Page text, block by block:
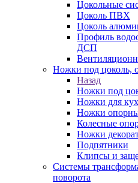
Цокольные
Цоколь ПВХ
Цоколь
Профиль
ДСП
Ножки под цоколь,
Назад
Ножки под
Ножки для
Ножки
Колесные
Ножки
Подпятники
Клипсы и
Системы
поворота